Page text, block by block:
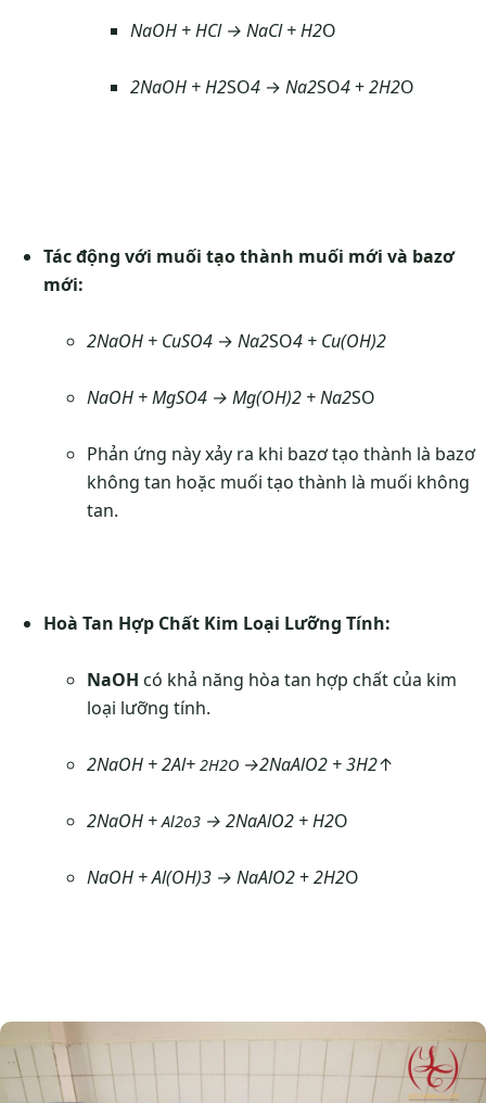
NaOH +HCl → NaCl+H2O
2NaOH +H2SO4 → Na2SO4+2H2O
Tác động với muối tạo thành muối mới và bazơ
mới:
2NaOH + CuSO4 → Na2SO4 + Cu(OH)2
NaOH +MgSO4 → Mg(OH)2 +Na2SO
Phản ứng này xảy ra khi bazơ tạo thành là bazơ
không tan hoặc muối tạo thành là muối không
tan.
Hoà Tan Hợp Chất Kim Loại Lưỡng Tính:
NaOH có khả năng hòa tan hợp chất của kim
loại lưỡng tính.
2NaOH +2Al+ 2H2O →2NaAlO2 +3H2↑
2NaOH + Al2o3 → 2NaAlO2 +H2O
NaOH +Al(OH)3 → NaAlO2+2H2O